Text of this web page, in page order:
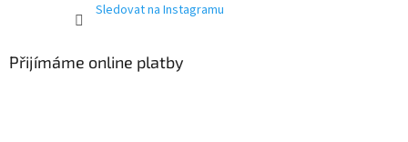
Sledovat na Instagramu
Přijímáme online platby